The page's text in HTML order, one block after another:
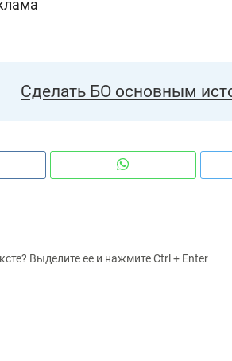
Сделать БО основным
Выделите ее и нажмите Ctrl + Enter